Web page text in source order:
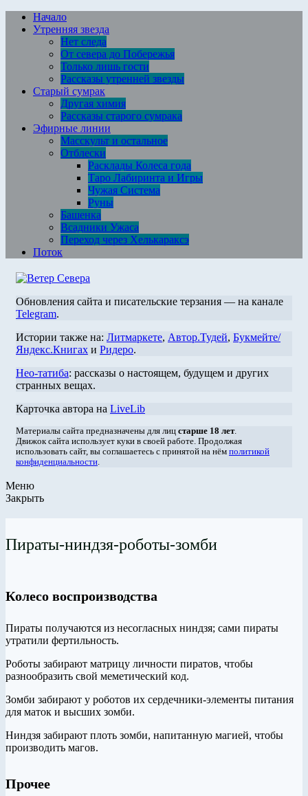
Перейти
содержимому
Начало
Утренняя звезда
Нет следа
От севера до Побережья
Только лишь гости
Рассказы утренней звезды
Старый сумрак
Другая химия
Рассказы старого сумрака
Эфирные линии
Масскульт и остальное
Отблески
Расклады Колеса года
Таро Лабиринта и Игры
Чужая Система
Руны
Башенка
Всадники Ужаса
Переход через Хелькараксэ
Поток
Обновления сайта и писательские терзания — на канале
Telegram.
Истории также на: Литмаркете, Автор.Тудей, Букмейте/
Яндекс.Книгах и Ридеро.
Нео-татиба: рассказы о настоящем, будущем и других
странных вещах.
Карточка автора на LiveLib
Материалы сайта предназначены для лиц старше 18 лет.
Движок сайта использует куки в своей работе. Продолжая
использовать сайт, вы соглашаетесь с принятой на нём политикой
конфиденциальности.
Меню
Закрыть
Пираты-ниндзя-роботы-зомби
Колесо воспроизводства
Пираты получаются из несогласных ниндзя; сами пираты
утратили фертильность.
Роботы забирают матрицу личности пиратов, чтобы
разнообразить свой меметический код.
Зомби забирают у роботов их сердечники-элементы питания
для маток и высших зомби.
Ниндзя забирают плоть зомби, напитанную магией, чтобы
производить магов.
Прочее